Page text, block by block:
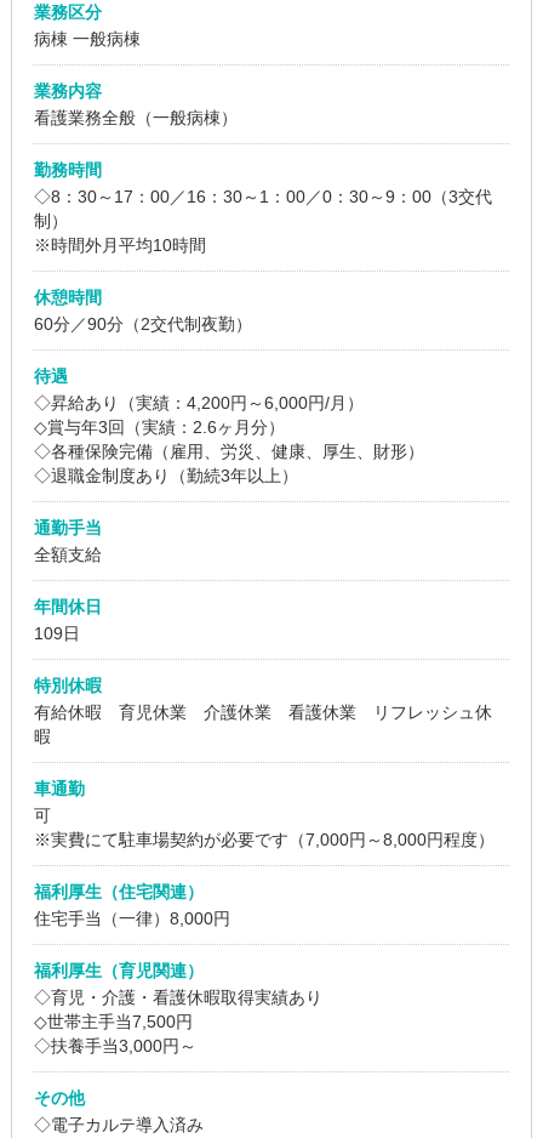
業務区分
病棟一般病棟
業務内容
看護業務全般（一般病棟）
勤務時間
◇8：30～17：00／16：30～1：00／0：30～9：00（3交代
制）
※時間外月平均10時間
休憩時間
60分／90分（2交代制夜勤）
待遇
◇昇給あり（実績：4,200円～6,000円/月）
◇賞与年3回（実績：2.6ヶ月分）
◇各種保険完備（雇用、労災、健康、厚生、財形）
◇退職金制度あり（勤続3年以上）
通勤手当
全額支給
年間休日
109日
特別休暇
有給休暇 育児休業 介護休業 看護休業 リフレッシュ休
暇
車通勤
可
※実費にて駐車場契約が必要です（7,000円～8,000円程度）
福利厚生（住宅関連）
住宅手当（一律）8,000円
福利厚生（育児関連）
◇育児・介護・看護休暇取得実績あり
◇世帯主手当7,500円
◇扶養手当3,000円～
その他
◇電子カルテ導入済み